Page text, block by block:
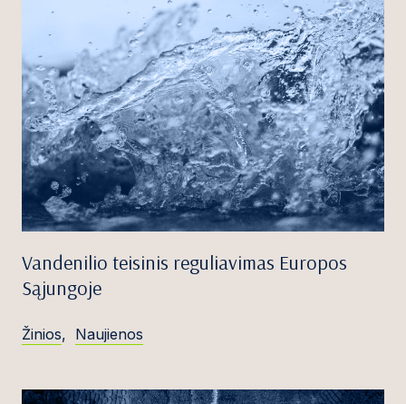
Vandenilio teisinis reguliavimas Europos
Sąjungoje
Žinios, Naujienos